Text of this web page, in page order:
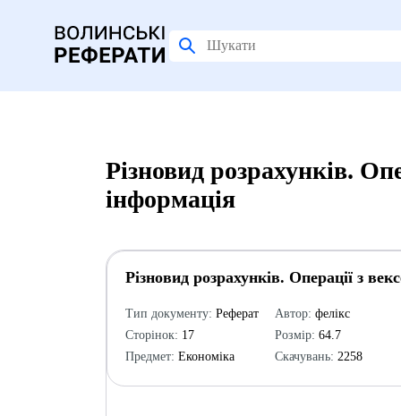
Різновид розрахунків.
інформація
Різновид розрахунків. Операції з
Тип документу: Реферат
Сторінок: 17
Предмет: Економіка
Автор: фелікс
Розмір: 64.7
Скачувань: 2258